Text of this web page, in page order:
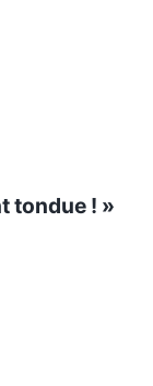
tondue ! »